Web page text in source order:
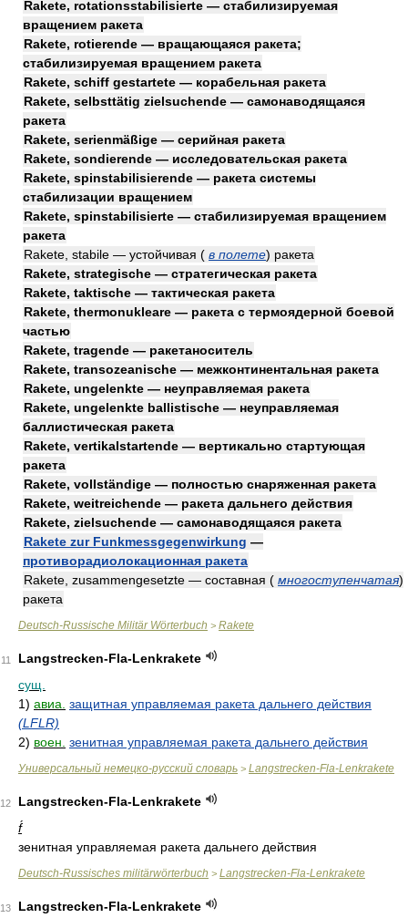
Rakete, rotationsstabilisierte — стабилизируемая
вращением ракета
Rakete, rotierende — вращающаяся ракета;
стабилизируемая вращением ракета
Rakete, schiff gestartete — корабельная ракета
Rakete, selbsttätig zielsuchende — самонаводящаяся
ракета
Rakete, serienmäßige — серийная ракета
Rakete, sondierende — исследовательская ракета
Rakete, spinstabilisierende — ракета системы
стабилизации вращением
Rakete, spinstabilisierte — стабилизируемая вращением
ракета
Rakete, stabile — устойчивая ( в полете) ракета
Rakete, strategische — стратегическая ракета
Rakete, taktische — тактическая ракета
Rakete, thermonukleare — ракета с термоядерной боевой
частью
Rakete, tragende — ракетаноситель
Rakete, transozeanische — межконтинентальная ракета
Rakete, ungelenkte — неуправляемая ракета
Rakete, ungelenkte ballistische — неуправляемая
баллистическая ракета
Rakete, vertikalstartende — вертикально стартующая
ракета
Rakete, vollständige — полностью снаряженная ракета
Rakete, weitreichende — ракета дальнего действия
Rakete, zielsuchende — самонаводящаяся ракета
Rakete zur Funkmessgegenwirkung —
противорадиолокационная ракета
Rakete, zusammengesetzte — составная ( многоступенчатая)
ракета
Deutsch-Russische Militär Wörterbuch > Rakete
11
Langstrecken-Fla-Lenkrakete
сущ.
1) авиа. защитная управляемая ракета дальнего действия
(LFLR)
2) воен. зенитная управляемая ракета дальнего действия
Универсальный немецко-русский словарь > Langstrecken-Fla-Lenkrakete
12
Langstrecken-Fla-Lenkrakete
f́
зенитная управляемая ракета дальнего действия
Deutsch-Russisches militärwörterbuch > Langstrecken-Fla-Lenkrakete
13 Langstrecken-Fla-Lenkrakete